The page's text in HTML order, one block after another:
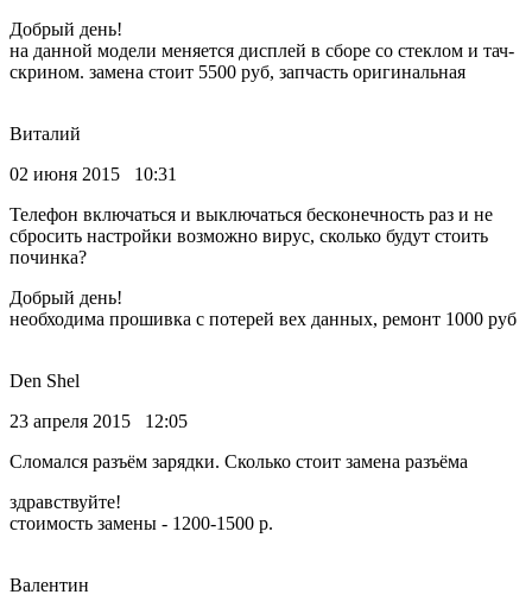
Добрый день!
на данной модели меняется дисплей в сборе со стеклом и тач-
скрином. замена стоит 5500 руб, запчасть оригинальная
Виталий
02 июня 2015 10:31
Телефон включаться и выключаться бесконечность раз и не
сбросить настройки возможно вирус, сколько будут стоить
починка?
Добрый день!
необходима прошивка с потерей вех данных, ремонт 1000 руб
Den Shel
23 апреля 2015 12:05
Сломался разъём зарядки. Сколько стоит замена разъёма
здравствуйте!
стоимость замены - 1200-1500 р.
Валентин